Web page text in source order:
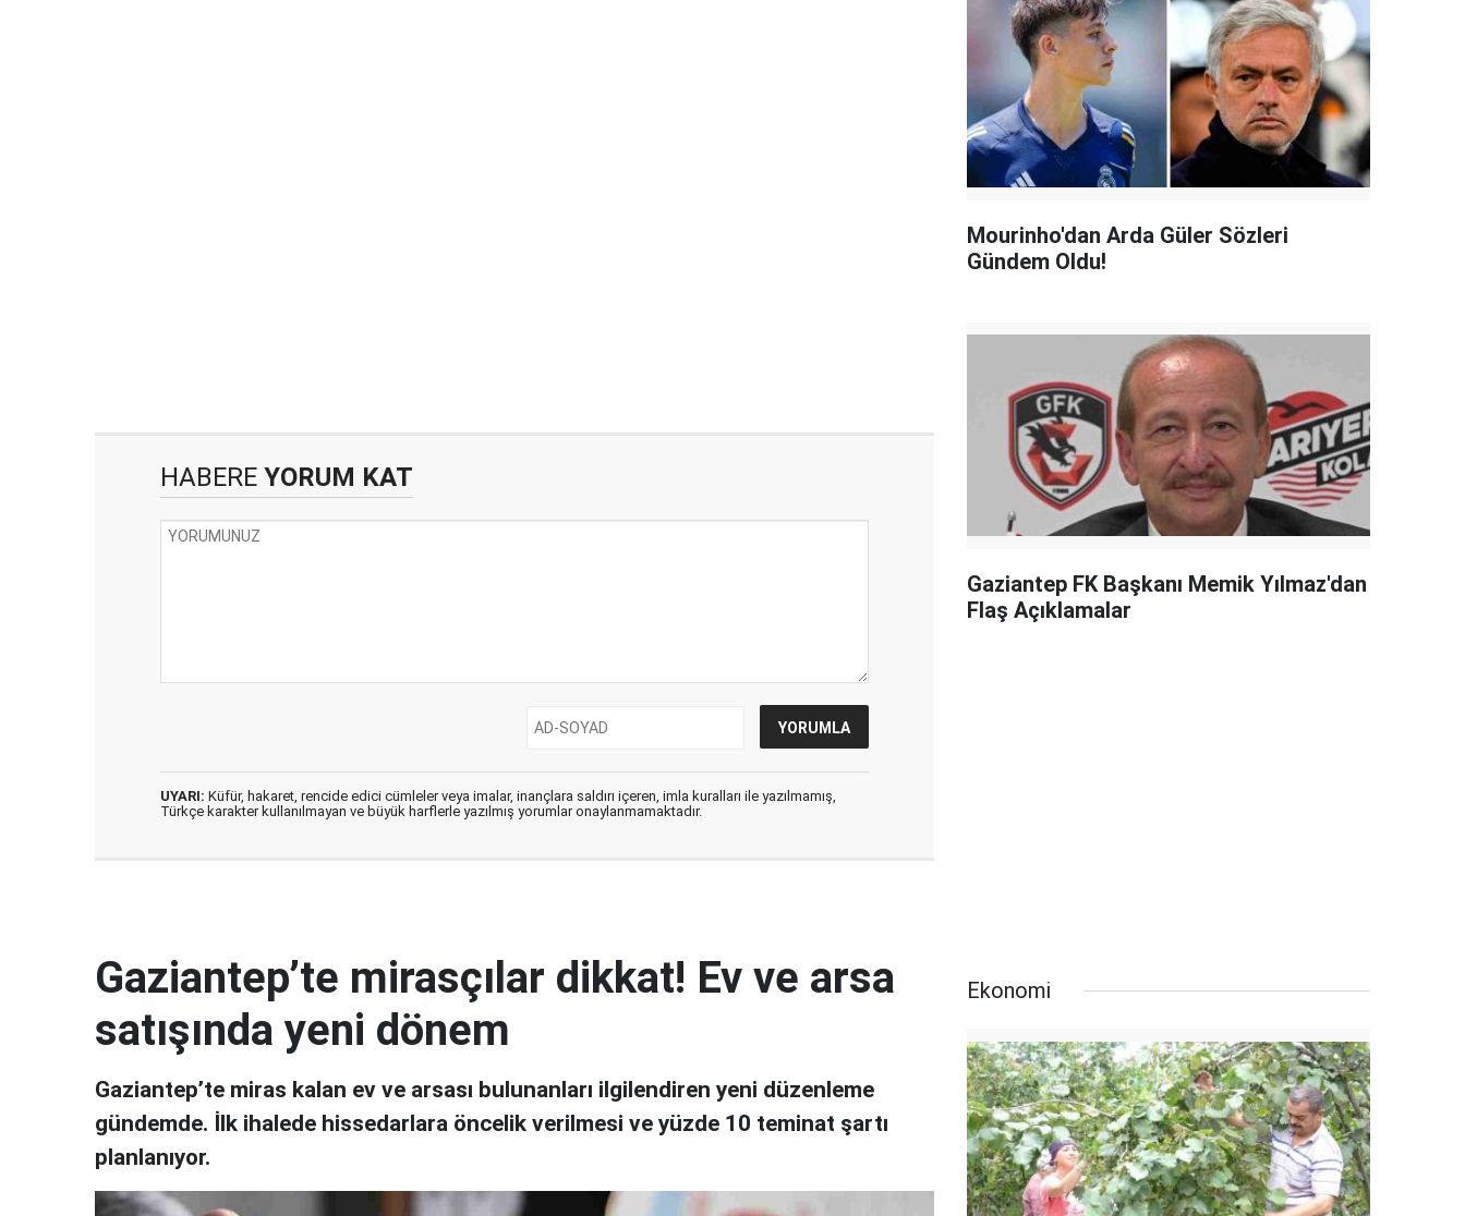
HABERE YORUM KAT
UYARI: Küfür, hakaret, rencide edici cümleler veya imalar, inançlara saldırı içeren, imla kuralları ile yazılmamış,
Türkçe karakter kullanılmayan ve büyük harflerle yazılmış yorumlar onaylanmamaktadır.
Mourinho'dan Arda Güler Sözleri
Gündem Oldu!
Gaziantep FK Başkanı Memik Yılmaz'dan
Flaş Açıklamalar
Gaziantep’te mirasçılar dikkat! Ev ve arsa
satışında yeni dönem
Gaziantep’te miras kalan ev ve arsası bulunanları ilgilendiren yeni düzenleme
gündemde. İlk ihalede hissedarlara öncelik verilmesi ve yüzde 10 teminat şartı
planlanıyor.
Ekonomi